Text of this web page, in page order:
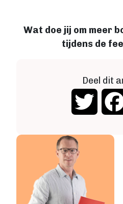
Wat doe jij om meer
tijdens de
Deel dit